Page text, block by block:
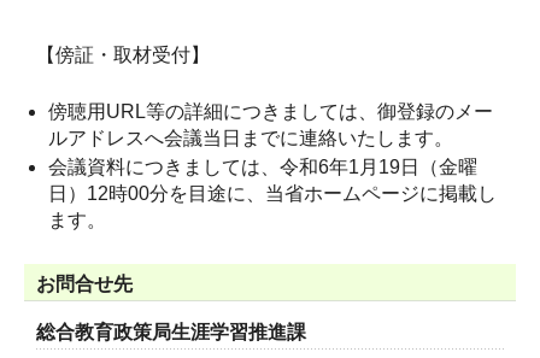
【傍証・取材受付】
傍聴用URL等の詳細につきましては、御登録のメー
ルアドレスへ会議当日までに連絡いたします。
会議資料につきましては、令和6年1月19日（金曜
日）12時00分を目途に、当省ホームページに掲載し
ます。
お問合せ先
総合教育政策局生涯学習推進課